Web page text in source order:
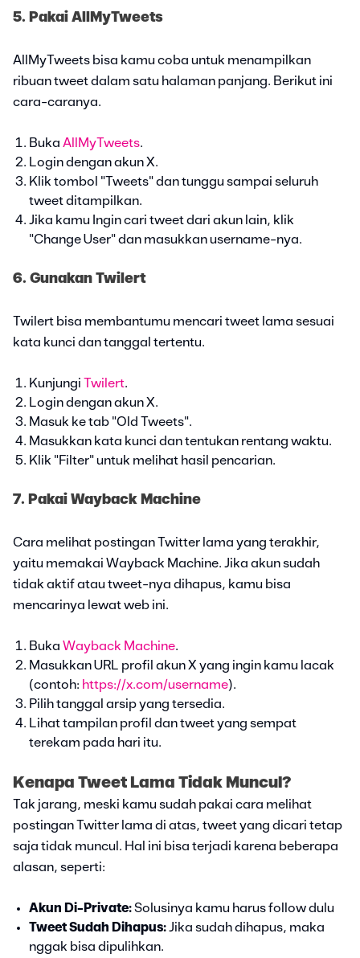
5. Pakai AllMyTweets
AllMyTweets bisa kamu coba untuk menampilkan
ribuan tweet dalam satu halaman panjang. Berikut ini
cara-caranya.
Buka AllMyTweets.
Login dengan akun X.
Klik tombol "Tweets" dan tunggu sampai seluruh
tweet ditampilkan.
Jika kamu Ingin cari tweet dari akun lain, klik
"Change User" dan masukkan username-nya.
6. Gunakan Twilert
Twilert bisa membantumu mencari tweet lama sesuai
kata kunci dan tanggal tertentu.
Kunjungi Twilert.
Login dengan akun X.
Masuk ke tab "Old Tweets".
Masukkan kata kunci dan tentukan rentang waktu.
Klik "Filter" untuk melihat hasil pencarian.
7. Pakai Wayback Machine
Cara melihat postingan Twitter lama yang terakhir,
yaitu memakai Wayback Machine. Jika akun sudah
tidak aktif atau tweet-nya dihapus, kamu bisa
mencarinya lewat web ini.
Buka Wayback Machine.
Masukkan URL profil akun X yang ingin kamu lacak
(contoh: https://x.com/username).
Pilih tanggal arsip yang tersedia.
Lihat tampilan profil dan tweet yang sempat
terekam pada hari itu.
Kenapa Tweet Lama Tidak Muncul?
Tak jarang, meski kamu sudah pakai cara melihat
postingan Twitter lama di atas, tweet yang dicari tetap
saja tidak muncul. Hal ini bisa terjadi karena beberapa
alasan, seperti:
Akun Di-Private:Solusinya kamu harus follow dulu
Tweet Sudah Dihapus:Jika sudah dihapus, maka
nggak bisa dipulihkan.